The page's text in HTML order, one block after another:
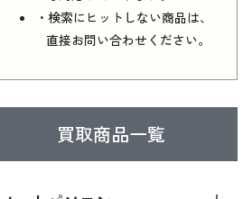
・検索にヒットしない商品は、
直接お問い合わせください。
買取商品一覧